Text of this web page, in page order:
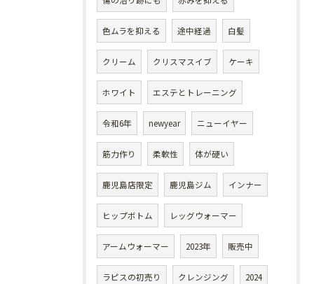
色ムラを抑える 途中経過 白髪
クリーム クリスマスイブ ケーキ
ホワイト エステとトレーニング
令和6年 newyear ニューイヤー
筋力作り 柔軟性 体が硬い
鹿児島店限定 鹿児島ジム インナー
ヒップボトム レッグウォーマー
アームウォーマー 2023年 販売中
ラピスの初売り クレンジング 2024